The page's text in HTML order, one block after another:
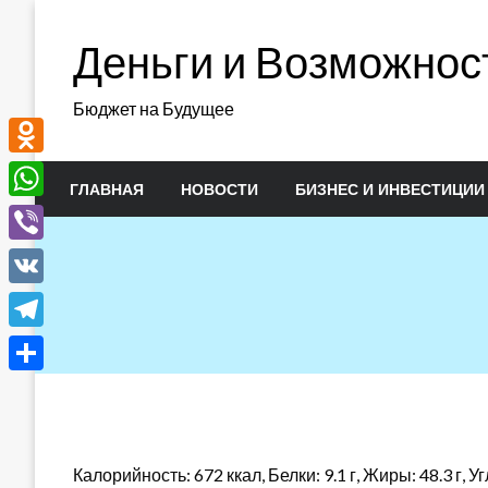
содержимомуДеньги и
Бюджет на Будущее
ГЛАВНАЯ НОВОСТИ БИЗНЕС И ИНВЕСТИЦИИ
Калорийность: 672 ккал, Белки: 9.1 г, Жиры: 48.3 г,
Odnoklassniki
WhatsApp
Viber
VK
Telegram